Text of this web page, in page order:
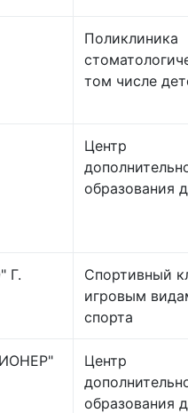
Поликлиника
том числе
Центр
образования
Г.
Спортивный
игровым
спорта
Центр
образования